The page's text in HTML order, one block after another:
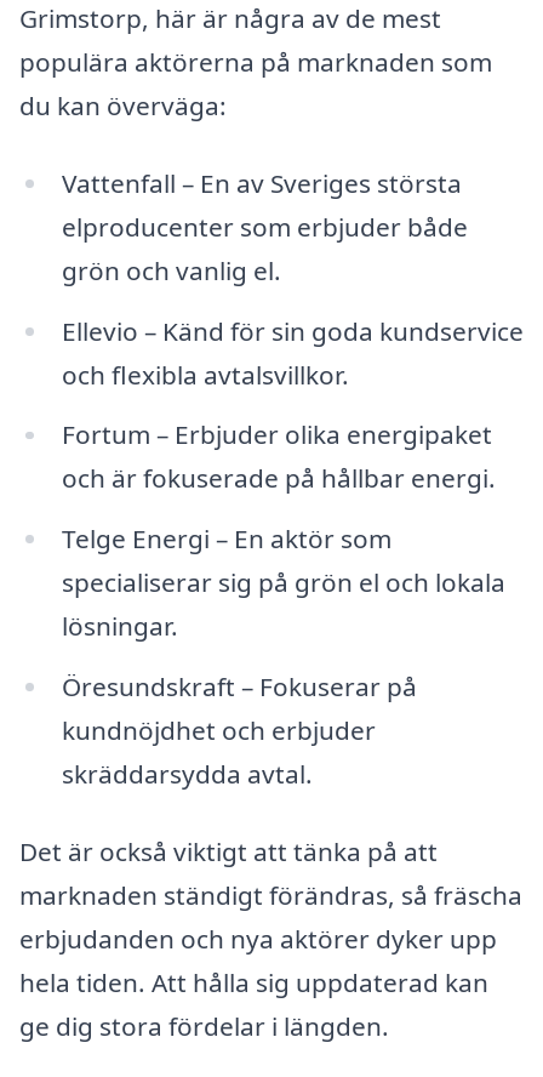
Grimstorp, här är några av de mest
populära aktörerna på marknaden som
du kan överväga:
Vattenfall – En av Sveriges största
elproducenter som erbjuder både
grön och vanlig el.
Ellevio – Känd för sin goda kundservice
och flexibla avtalsvillkor.
Fortum – Erbjuder olika energipaket
och är fokuserade på hållbar energi.
Telge Energi – En aktör som
specialiserar sig på grön el och lokala
lösningar.
Öresundskraft – Fokuserar på
kundnöjdhet och erbjuder
skräddarsydda avtal.
Det är också viktigt att tänka på att
marknaden ständigt förändras, så fräscha
erbjudanden och nya aktörer dyker upp
hela tiden. Att hålla sig uppdaterad kan
ge dig stora fördelar i längden.